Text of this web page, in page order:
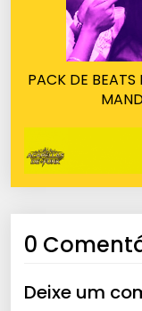
PACK DE
0
Deixe um